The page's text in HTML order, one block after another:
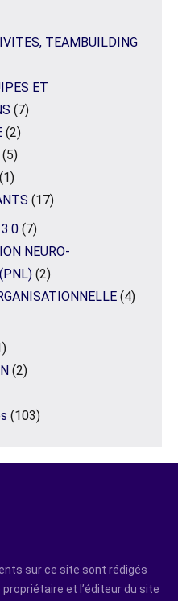
TEAMBUILDING
ET
(7)
(2)
(5)
(1)
(17)
(7)
NEURO-
(2)
(4)
(2)
(103)
sur ce site sont rédigés
et l’éditeur du site